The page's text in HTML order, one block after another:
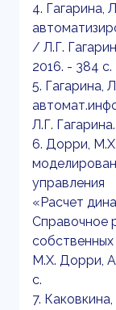
4. Гагарина,
/ Л.Г.
2016. - 384 c.
5. Гагарина,
Л.Г.
6. Дорри,
управления
«Расчет
Справочное
М.Х. Дорри,
c.
7.